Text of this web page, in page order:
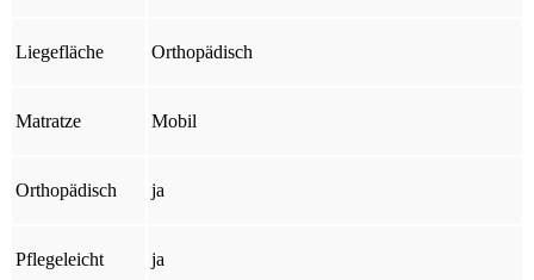
Liegefläche Orthopädisch
Matratze Mobil
Orthopädisch ja
Pflegeleicht ja